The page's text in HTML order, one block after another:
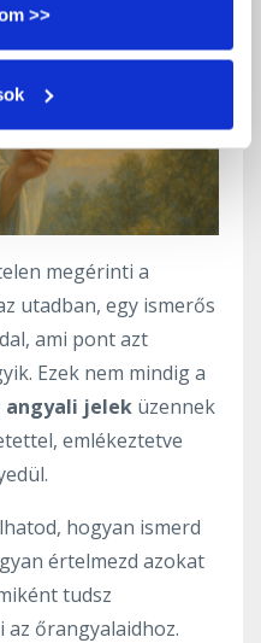
>>
megérinti a
utadban, egy ismerős
ami pont azt
Ezek nem mindig a
angyali jelek üzennek
emlékeztetve
hogyan ismerd
értelmezd azokat
tudsz
őrangyalaidhoz.